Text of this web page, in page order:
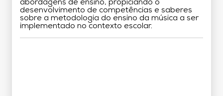
abordagens de ensino, propiciando o
desenvolvimento de competências e saberes
sobre a metodologia do ensino da música a ser
implementado no contexto escolar.